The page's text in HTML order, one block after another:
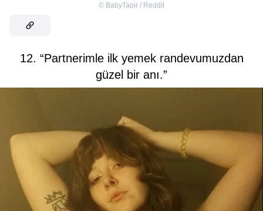
© BabyTapir / Reddit
12. “Partnerimle ilk yemek randevumuzdan
güzel bir anı.”